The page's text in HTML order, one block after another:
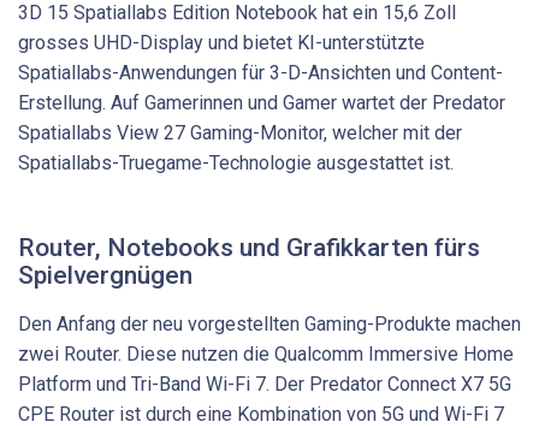
3D 15 Spatiallabs Edition Notebook hat ein 15,6 Zoll
grosses UHD-Display und bietet KI-unterstützte
Spatiallabs-Anwendungen für 3-D-Ansichten und Content-
Erstellung. Auf Gamerinnen und Gamer wartet der Predator
Spatiallabs View 27 Gaming-Monitor, welcher mit der
Spatiallabs-Truegame-Technologie ausgestattet ist.
Router, Notebooks und Grafikkarten fürs
Spielvergnügen
Den Anfang der neu vorgestellten Gaming-Produkte machen
zwei Router. Diese nutzen die Qualcomm Immersive Home
Platform und Tri-Band Wi-Fi 7. Der Predator Connect X7 5G
CPE Router ist durch eine Kombination von 5G und Wi-Fi 7